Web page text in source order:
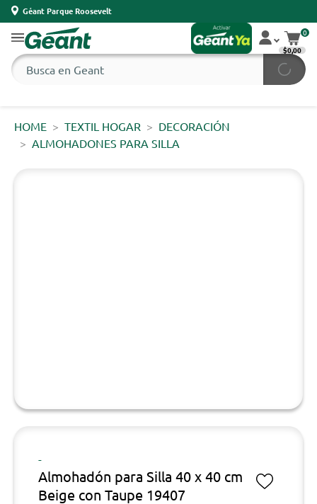
Géant Parque Roosevelt
0
$0,00
HOME TEXTIL HOGAR
DECORACIÓN
ALMOHADONES PARA SILLA
-
Almohadón para Silla 40 x 40 cm
Beige con Taupe 19407